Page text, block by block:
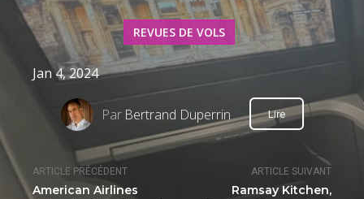
ARTICLE PRÉCÉDENT
American Airlines
ARTICLE SUIVANT
Ramsay Kitchen,
REVUES DE VOLS
Jan 4, 2024
Par Bertrand Duperrin Lire